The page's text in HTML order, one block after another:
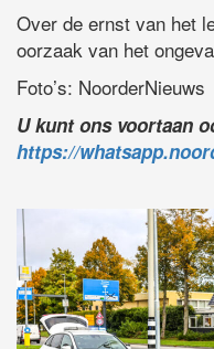
Over de ernst van het
oorzaak van het
Foto’s: NoorderNieuws
U kunt ons voortaan
https://